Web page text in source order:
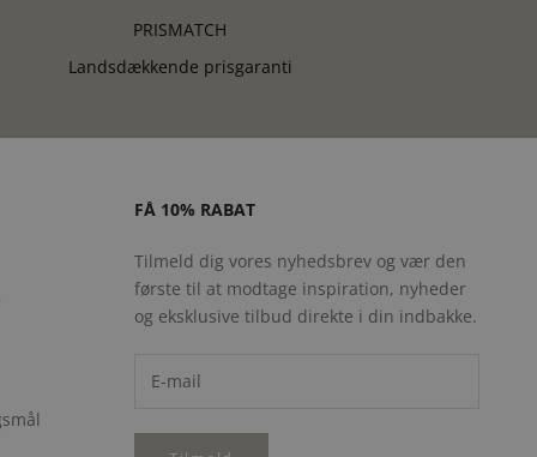
PRISMATCH
Landsdækkende prisgaranti
FÅ 10% RABAT
Tilmeld dig vores nyhedsbrev og vær den
første til at modtage inspiration, nyheder
og eksklusive tilbud direkte i din indbakke.